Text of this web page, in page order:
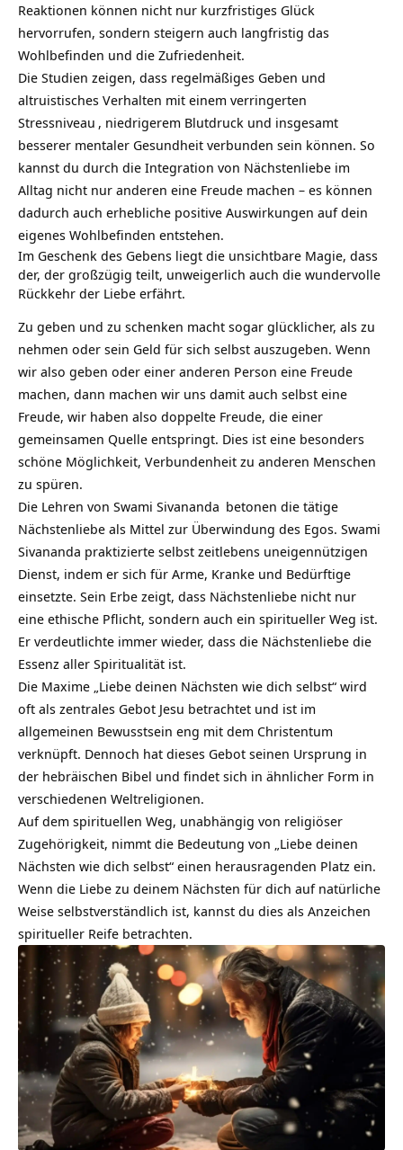
Reaktionen können nicht nur kurzfristiges Glück
hervorrufen, sondern steigern auch langfristig das
Wohlbefinden und die Zufriedenheit.
Die Studien zeigen, dass regelmäßiges Geben und
altruistisches Verhalten mit einem verringerten
Stressniveau , niedrigerem Blutdruck und insgesamt
besserer mentaler Gesundheit verbunden sein können. So
kannst du durch die Integration von Nächstenliebe im
Alltag nicht nur anderen eine Freude machen – es können
dadurch auch erhebliche positive Auswirkungen auf dein
eigenes Wohlbefinden entstehen.
Im Geschenk des Gebens liegt die unsichtbare Magie, dass
der, der großzügig teilt, unweigerlich auch die wundervolle
Rückkehr der Liebe erfährt.
Zu geben und zu schenken macht sogar glücklicher, als zu
nehmen oder sein Geld für sich selbst auszugeben. Wenn
wir also geben oder einer anderen Person eine Freude
machen, dann machen wir uns damit auch selbst eine
Freude, wir haben also doppelte Freude, die einer
gemeinsamen Quelle entspringt. Dies ist eine besonders
schöne Möglichkeit, Verbundenheit zu anderen Menschen
zu spüren.
Die Lehren von Swami Sivananda betonen die tätige
Nächstenliebe als Mittel zur Überwindung des Egos. Swami
Sivananda praktizierte selbst zeitlebens uneigennützigen
Dienst, indem er sich für Arme, Kranke und Bedürftige
einsetzte. Sein Erbe zeigt, dass Nächstenliebe nicht nur
eine ethische Pflicht, sondern auch ein spiritueller Weg ist.
Er verdeutlichte immer wieder, dass die Nächstenliebe die
Essenz aller Spiritualität ist.
Die Maxime „Liebe deinen Nächsten wie dich selbst“ wird
oft als zentrales Gebot Jesu betrachtet und ist im
allgemeinen Bewusstsein eng mit dem Christentum
verknüpft. Dennoch hat dieses Gebot seinen Ursprung in
der hebräischen Bibel und findet sich in ähnlicher Form in
verschiedenen Weltreligionen.
Auf dem spirituellen Weg, unabhängig von religiöser
Zugehörigkeit, nimmt die Bedeutung von „Liebe deinen
Nächsten wie dich selbst“ einen herausragenden Platz ein.
Wenn die Liebe zu deinem Nächsten für dich auf natürliche
Weise selbstverständlich ist, kannst du dies als Anzeichen
spiritueller Reife betrachten.